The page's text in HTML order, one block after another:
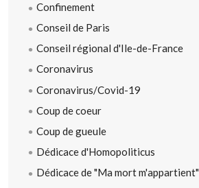
Confinement
Conseil de Paris
Conseil régional d'Ile-de-France
Coronavirus
Coronavirus/Covid-19
Coup de coeur
Coup de gueule
Dédicace d'Homopoliticus
Dédicace de "Ma mort m'appartient"